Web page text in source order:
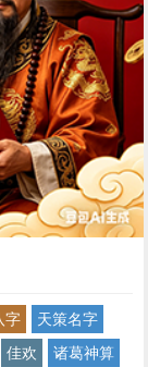
字
天策名字
佳欢
诸葛神算